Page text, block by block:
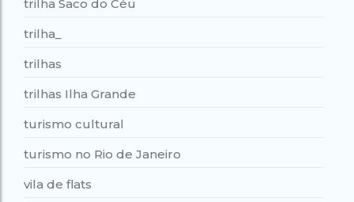
trilha Saco do Céu
trilha_
trilhas
trilhas Ilha Grande
turismo cultural
turismo no Rio de Janeiro
vila de flats